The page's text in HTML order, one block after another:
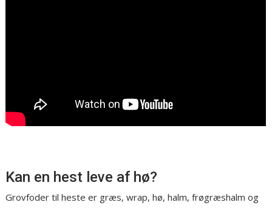
Kan en hest leve af hø?
Grovfoder til heste er græs, wrap, hø, halm, frøgræshalm og